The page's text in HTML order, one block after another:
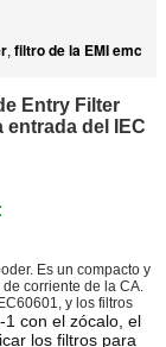
, filtro de la EMI emc
Entry Filter
del IEC
Es un compacto y
corriente de la CA.
y los filtros
1 con el zócalo, el
los filtros para